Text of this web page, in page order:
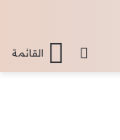
القائمةتسجيل